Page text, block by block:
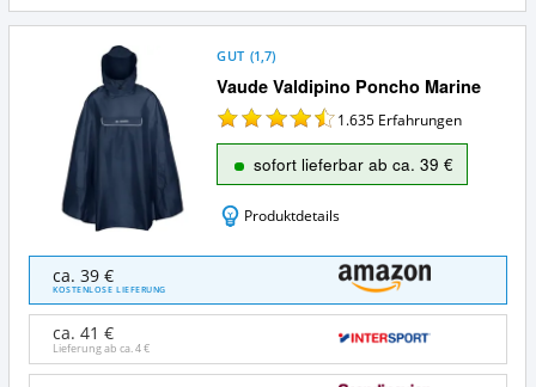
Vaude Valdipino Poncho Marine
GUT (1,7)
1.635 Erfahrungen
sofort lieferbar ab ca. 39 €
Produktdetails
Vaude
Valdipino
Poncho
Marine
Angebote:
Wo
ca. 39 €
KOSTENLOSE LIEFERUNG
ca. 41 €
Lieferung ab ca.4 €